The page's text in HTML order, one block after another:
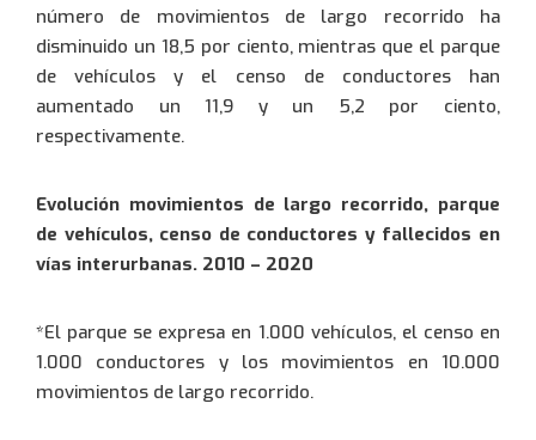
número de movimientos de largo recorrido ha
disminuido un 18,5 por ciento, mientras que el parque
de vehículos y el censo de conductores han
aumentado un 11,9 y un 5,2 por ciento,
respectivamente.
Evolución movimientos de largo recorrido, parque
de vehículos, censo de conductores y fallecidos en
vías interurbanas. 2010 – 2020
*El parque se expresa en 1.000 vehículos, el censo en
1.000 conductores y los movimientos en 10.000
movimientos de largo recorrido.